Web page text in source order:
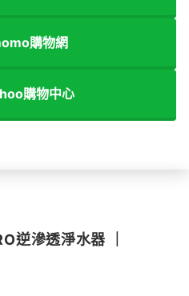
購物網
購物中心
逆滲透淨水器